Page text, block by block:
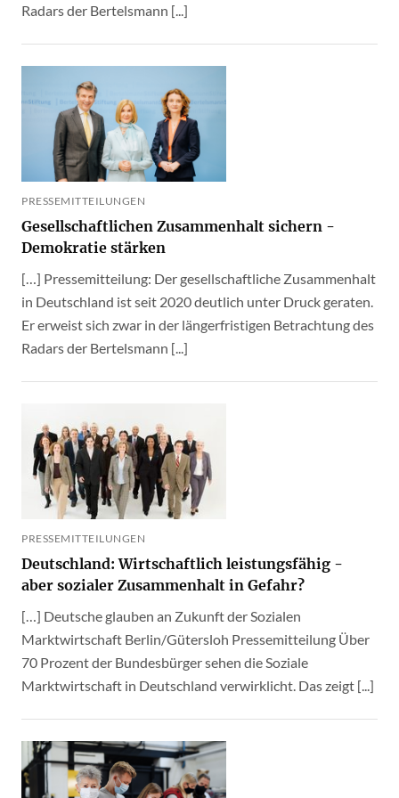
Radars der Bertelsmann [...]
PRESSEMITTEILUNGEN
Gesellschaftlichen Zusammenhalt sichern -
Demokratie stärken
[…] Pressemitteilung: Der gesellschaftliche Zusammenhalt
in Deutschland ist seit 2020 deutlich unter Druck geraten.
Er erweist sich zwar in der längerfristigen Betrachtung des
Radars der Bertelsmann [...]
PRESSEMITTEILUNGEN
Deutschland: Wirtschaftlich leistungsfähig -
aber sozialer Zusammenhalt in Gefahr?
[…] Deutsche glauben an Zukunft der Sozialen
Marktwirtschaft Berlin/Gütersloh Pressemitteilung Über
70 Prozent der Bundesbürger sehen die Soziale
Marktwirtschaft in Deutschland verwirklicht. Das zeigt [...]